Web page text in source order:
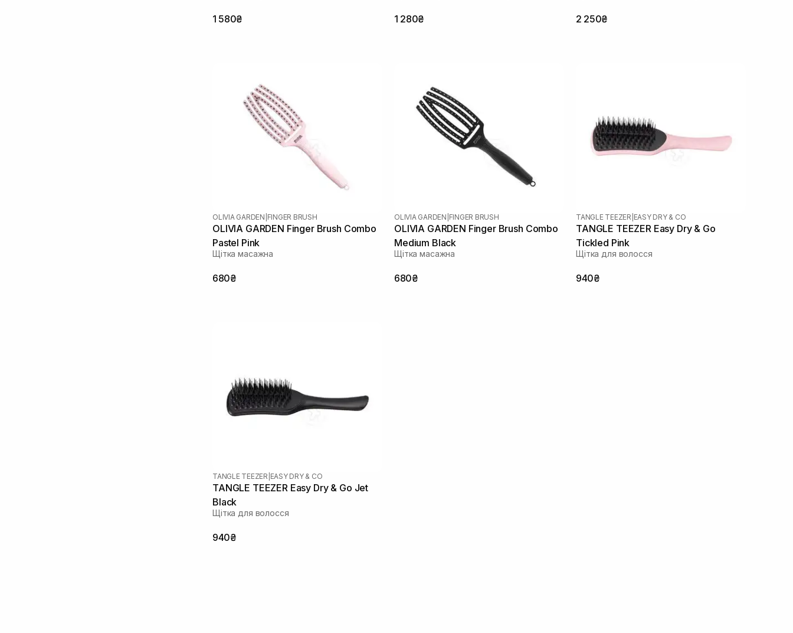
1 580₴ 1 280₴ 2 250₴
OLIVIA GARDEN FINGER BRUSH
OLIVIA GARDEN Finger Brush Combo
Pastel Pink
Щітка масажна
680₴
OLIVIA GARDEN FINGER BRUSH
OLIVIA GARDEN Finger Brush Combo
Medium Black
Щітка масажна
680₴
TANGLE TEEZER EASY DRY & CO
TANGLE TEEZER Easy Dry & Go
Tickled Pink
Щітка для волосся
940₴
TANGLE TEEZER EASY DRY & CO
TANGLE TEEZER Easy Dry & Go Jet
Black
Щітка для волосся
940₴